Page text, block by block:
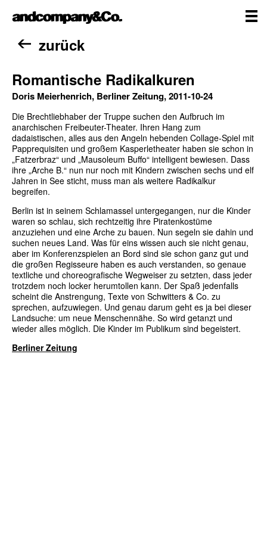
Inhalt
andcompany&Co
Homezurück
Romantische Radikalkuren
Doris Meierhenrich, Berliner Zeitung, 2011-10-24
Die Brechtliebhaber der Truppe suchen den Aufbruch im
anarchischen Freibeuter-Theater. Ihren Hang zum
dadaistischen, alles aus den Angeln hebenden Collage-Spiel mit
Papprequisiten und großem Kasperletheater haben sie schon in
„Fatzerbraz“ und „Mausoleum Buffo“ intelligent bewiesen. Dass
ihre „Arche B.“ nun nur noch mit Kindern zwischen sechs und elf
Jahren in See sticht, muss man als weitere Radikalkur
begreifen.
Berlin ist in seinem Schlamassel untergegangen, nur die Kinder
waren so schlau, sich rechtzeitig ihre Piratenkostüme
anzuziehen und eine Arche zu bauen. Nun segeln sie dahin und
suchen neues Land. Was für eins wissen auch sie nicht genau,
aber im Konferenzspielen an Bord sind sie schon ganz gut und
die großen Regisseure haben es auch verstanden, so genaue
textliche und choreografische Wegweiser zu setzten, dass jeder
trotzdem noch locker herumtollen kann. Der Spaß jedenfalls
scheint die Anstrengung, Texte von Schwitters & Co. zu
sprechen, aufzuwiegen. Und genau darum geht es ja bei dieser
Landsuche: um neue Menschennähe. So wird getanzt und
wieder alles möglich. Die Kinder im Publikum sind begeistert.
Berliner Zeitung